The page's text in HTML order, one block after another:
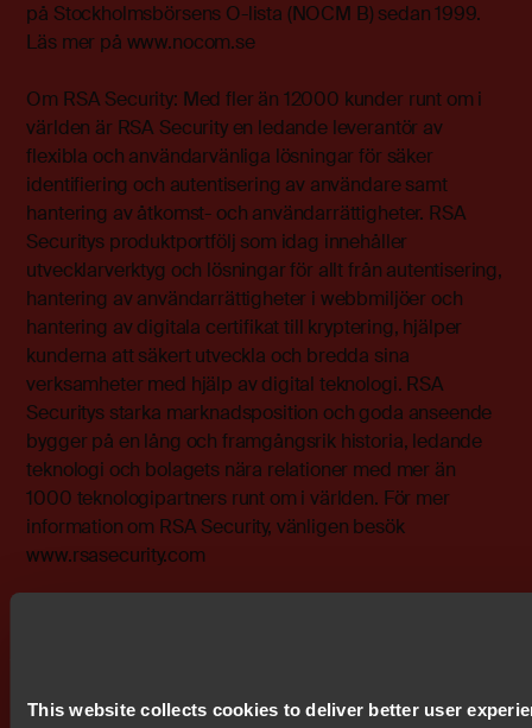
This website collects cookies to deliver better user
på Stockholmsbörsens O-lista (NOCM B) sedan 1999.
Läs mer på www.nocom.se
Om RSA Security: Med fler än 12000 kunder runt om i
världen är RSA Security en ledande leverantör av
flexibla och användarvänliga lösningar för säker
identifiering och autentisering av användare samt
hantering av åtkomst- och användarrättigheter. RSA
Securitys produktportfölj som idag innehåller
utvecklarverktyg och lösningar för allt från autentisering,
hantering av användarrättigheter i webbmiljöer och
hantering av digitala certifikat till kryptering, hjälper
kunderna att säkert utveckla och bredda sina
verksamheter med hjälp av digital teknologi. RSA
Securitys starka marknadsposition och goda anseende
bygger på en lång och framgångsrik historia, ledande
teknologi och bolagets nära relationer med mer än
1000 teknologipartners runt om i världen. För mer
information om RSA Security, vänligen besök
www.rsasecurity.com
ned: